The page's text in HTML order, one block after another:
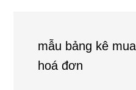
mẫu bảng kê
hoá đơn